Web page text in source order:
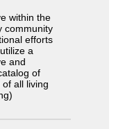
within the
community
efforts
a
and
of
all living